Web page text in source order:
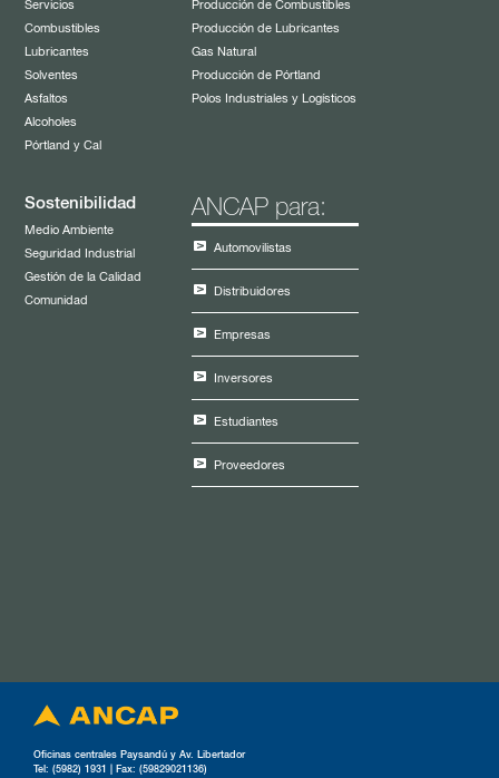
Servicios
Combustibles
Lubricantes
Solventes
Asfaltos
Alcoholes
Pórtland y Cal
Producción de Combustibles
Producción de Lubricantes
Gas Natural
Producción de Pórtland
Polos Industriales y Logísticos
Sostenibilidad
Medio Ambiente
Seguridad Industrial
Gestión de la Calidad
Comunidad
ANCAP para:
Automovilistas
Distribuidores
Empresas
Inversores
Estudiantes
Proveedores
Oficinas centrales Paysandú y Av. Libertador
Tel: (5982) 1931 | Fax: (59829021136)